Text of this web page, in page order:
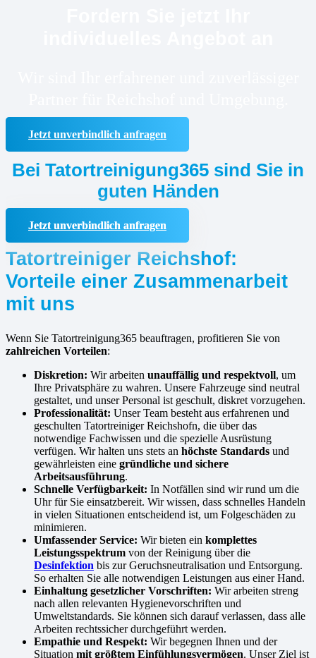
Jetzt unverbindlich anfragen
Bei Tatortreinigung365 sind Sie in
guten Händen
Jetzt unverbindlich anfragen
Tatortreiniger Reichshof:
Vorteile einer Zusammenarbeit
mit uns
Wenn Sie Tatortreinigung365 beauftragen, profitieren Sie von
zahlreichen Vorteilen:
Diskretion: Wir arbeiten unauffällig und respektvoll, um
Ihre Privatsphäre zu wahren. Unsere Fahrzeuge sind neutral
gestaltet, und unser Personal ist geschult, diskret vorzugehen.
Professionalität: Unser Team besteht aus erfahrenen und
geschulten Tatortreiniger Reichshofn, die über das
notwendige Fachwissen und die spezielle Ausrüstung
verfügen. Wir halten uns stets an höchste Standards und
gewährleisten eine gründliche und sichere
Arbeitsausführung.
Schnelle Verfügbarkeit: In Notfällen sind wir rund um die
Uhr für Sie einsatzbereit. Wir wissen, dass schnelles Handeln
in vielen Situationen entscheidend ist, um Folgeschäden zu
minimieren.
Umfassender Service: Wir bieten ein komplettes
Leistungsspektrum von der Reinigung über die
Desinfektion bis zur Geruchsneutralisation und Entsorgung.
So erhalten Sie alle notwendigen Leistungen aus einer Hand.
Einhaltung gesetzlicher Vorschriften: Wir arbeiten streng
nach allen relevanten Hygienevorschriften und
Umweltstandards. Sie können sich darauf verlassen, dass alle
Arbeiten rechtssicher durchgeführt werden.
Empathie und Respekt: Wir begegnen Ihnen und der
Situation mit größtem Einfühlungsvermögen. Unser Ziel ist